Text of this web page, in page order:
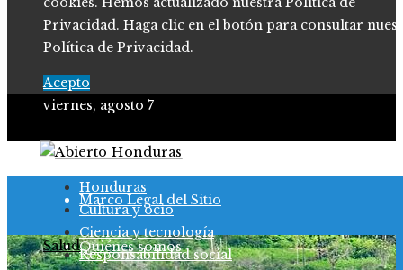
Privacidad. Haga clic en el botón para consultar
Política de Privacidad.
Acepto
viernes, agosto 7
Política de Privacidad
Marco Legal del Sitio
Quiénes somos
Honduras
Cultura y ocio
Ciencia y tecnología
Responsabilidad social
Salud